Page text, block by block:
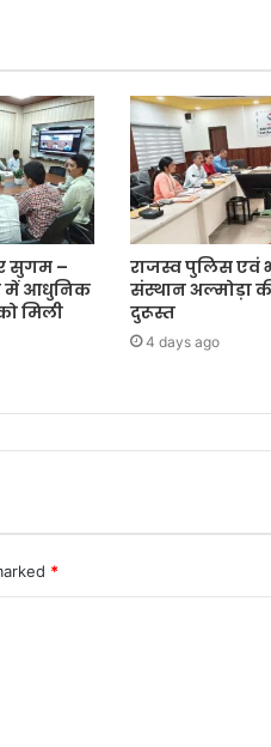
सुगम –
में आधुनिक
मिली
राजस्व पुलिस एवं
संस्थान अल्मोड़ा
दुरूस्त
4 days ago
*